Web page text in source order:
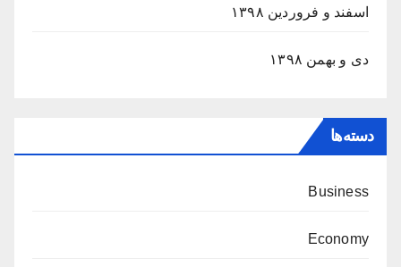
اسفند و فروردین ۱۳۹۸
دی و بهمن ۱۳۹۸
دسته‌ها
Business
Economy